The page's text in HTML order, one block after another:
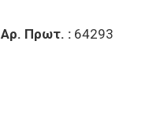
Αρ. Πρωτ. : 64293